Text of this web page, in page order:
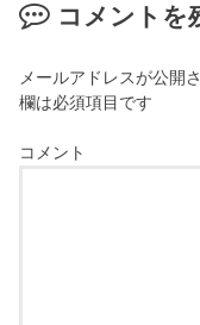
コメントを
メールアドレスが公開
欄は必須項目です
コメント